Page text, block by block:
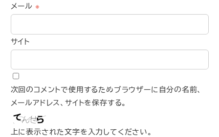
メール ※
サイト
次回のコメントで使用するためブラウザーに自分の名前、
メールアドレス、サイトを保存する。
上に表示された文字を入力してください。